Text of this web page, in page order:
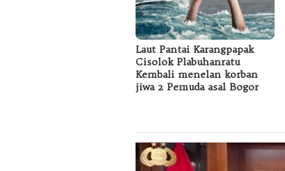
Laut Pantai Karangpapak
Cisolok Plabuhanratu
Kembali menelan korban
jiwa 2 Pemuda asal Bogor